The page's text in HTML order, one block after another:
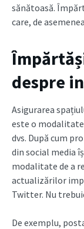
sănătoasă.
care, de
despre
Asigurarea
este o
dvs. După cum
din social media
modalitate de a
actualizărilor
Twitter. Nu
De exemplu,